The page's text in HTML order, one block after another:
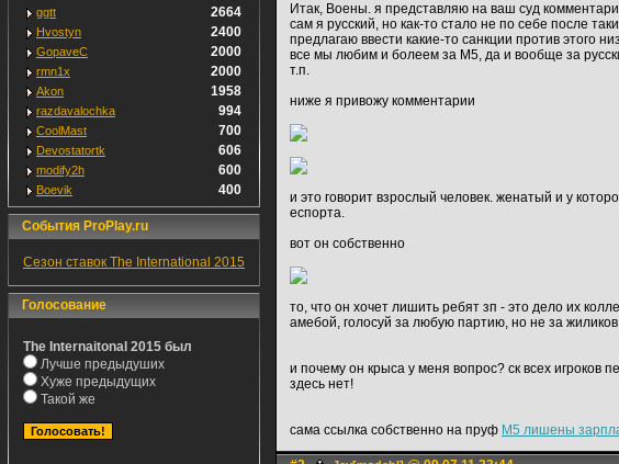
ggtt 2664
Hvostyn 2400
GopaveC 2000
rmn1x 2000
Akon 1958
razdavalochka 994
CoolMast 700
Devostatortk 606
modify2h 600
Boevik 400
События ProPlay.ru
Сезон ставок The International 2015
Голосование
The Internaitonal 2015 был
Лучше предыдуших
Хуже предыдущих
Такой же
Итак, Воены. я представляю на ваш суд
сам я русский, но как-то стало не по себе после
предлагаю ввести какие-то санкции против этого
все мы любим и болеем за М5, да и вообще за
т.п.
ниже я привожу комментарии
и это говорит взрослый человек. женатый и у
еспорта.
вот он собственно
то, что он хочет лишить ребят зп - это дело их
амебой, голосуй за любую партию, но не за
и почему он крыса у меня вопрос? ск всех игроков
здесь нет!
сама ссылка собственно на пруф M5 лишены